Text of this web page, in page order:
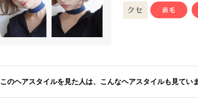
このヘアスタイルを見た人は、こんなヘアスタイルも見ていま